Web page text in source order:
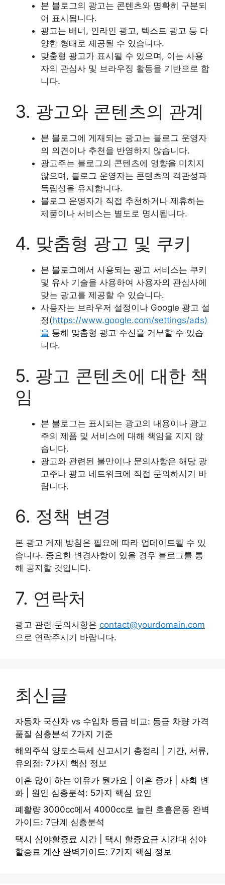
본 블로그의 광고는 콘텐츠와 명확히 구분되
어 표시됩니다.
광고는 배너, 인라인 광고, 텍스트 광고 등 다
양한 형태로 제공될 수 있습니다.
맞춤형 광고가 표시될 수 있으며, 이는 사용
자의 관심사 및 브라우징 활동을 기반으로 합
니다.
3. 광고와 콘텐츠의 관계
본 블로그에 게재되는 광고는 블로그 운영자
의 의견이나 추천을 반영하지 않습니다.
광고주는 블로그의 콘텐츠에 영향을 미치지
않으며, 블로그 운영자는 콘텐츠의 객관성과
독립성을 유지합니다.
블로그 운영자가 직접 추천하거나 제휴하는
제품이나 서비스는 별도로 명시됩니다.
4. 맞춤형 광고 및 쿠키
본 블로그에서 사용되는 광고 서비스는 쿠키
및 유사 기술을 사용하여 사용자의 관심사에
맞는 광고를 제공할 수 있습니다.
사용자는 브라우저 설정이나 Google 광고 설
정(https://www.google.com/settings/ads)
을 통해 맞춤형 광고 수신을 거부할 수 있습
니다.
5. 광고 콘텐츠에 대한 책
임
본 블로그는 표시되는 광고의 내용이나 광고
주의 제품 및 서비스에 대해 책임을 지지 않
습니다.
광고와 관련된 불만이나 문의사항은 해당 광
고주나 광고 네트워크에 직접 문의하시기 바
랍니다.
6. 정책 변경
본 광고 게재 방침은 필요에 따라 업데이트될 수 있
습니다. 중요한 변경사항이 있을 경우 블로그를 통
해 공지할 것입니다.
7. 연락처
광고 관련 문의사항은 contact@yourdomain.com
으로 연락주시기 바랍니다.
최신글
자동차 국산차 vs 수입차 등급 비교: 동급 차량 가격
품질 심층분석 7가지 기준
해외주식 양도소득세 신고시기 총정리 | 기간, 서류,
유의점: 7가지 핵심 정보
이혼 많이 하는 이유가 뭔가요 | 이혼 증가 | 사회 변
화 | 원인 심층분석: 5가지 핵심 요인
폐활량 3000cc에서 4000cc로 늘린 호흡운동 완벽
가이드: 7단계 심층분석
택시 심야할증료 시간 | 택시 할증요금 시간대 심야
할증료 계산 완벽가이드: 7가지 핵심 정보